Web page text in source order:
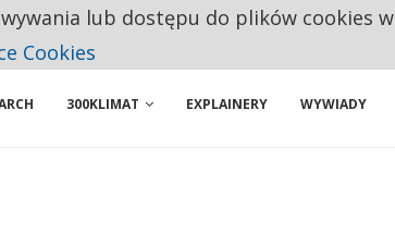
POLECAJĄ
300KLIMAT EXPLAINERY WYWIADY
lub dostępu do plików cookies w
Cookies